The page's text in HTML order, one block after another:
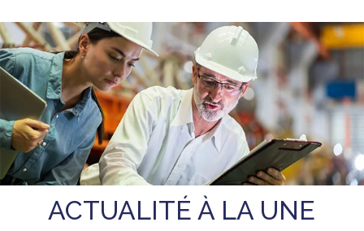
ACTUALITÉ À LA UNE